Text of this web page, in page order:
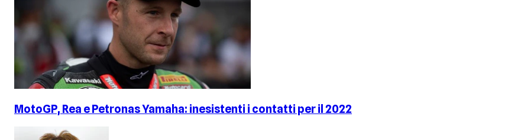
MotoGP, Rea e Petronas Yamaha: inesistenti i contatti per il 2022